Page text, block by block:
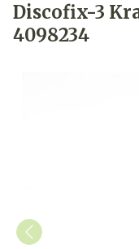
Discofix-3
4098234